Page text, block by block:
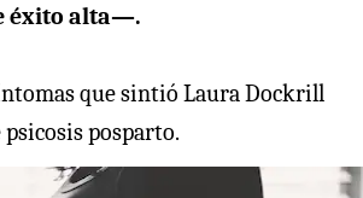
éxito alta—.
que sintió Laura Dockrill
posparto.